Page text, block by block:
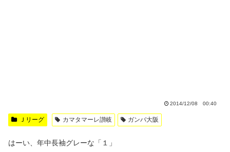
2014/12/08 00:40
Ｊリーグ カマタマーレ讃岐 ガンバ大阪
はーい、年中長袖グレーな「１」